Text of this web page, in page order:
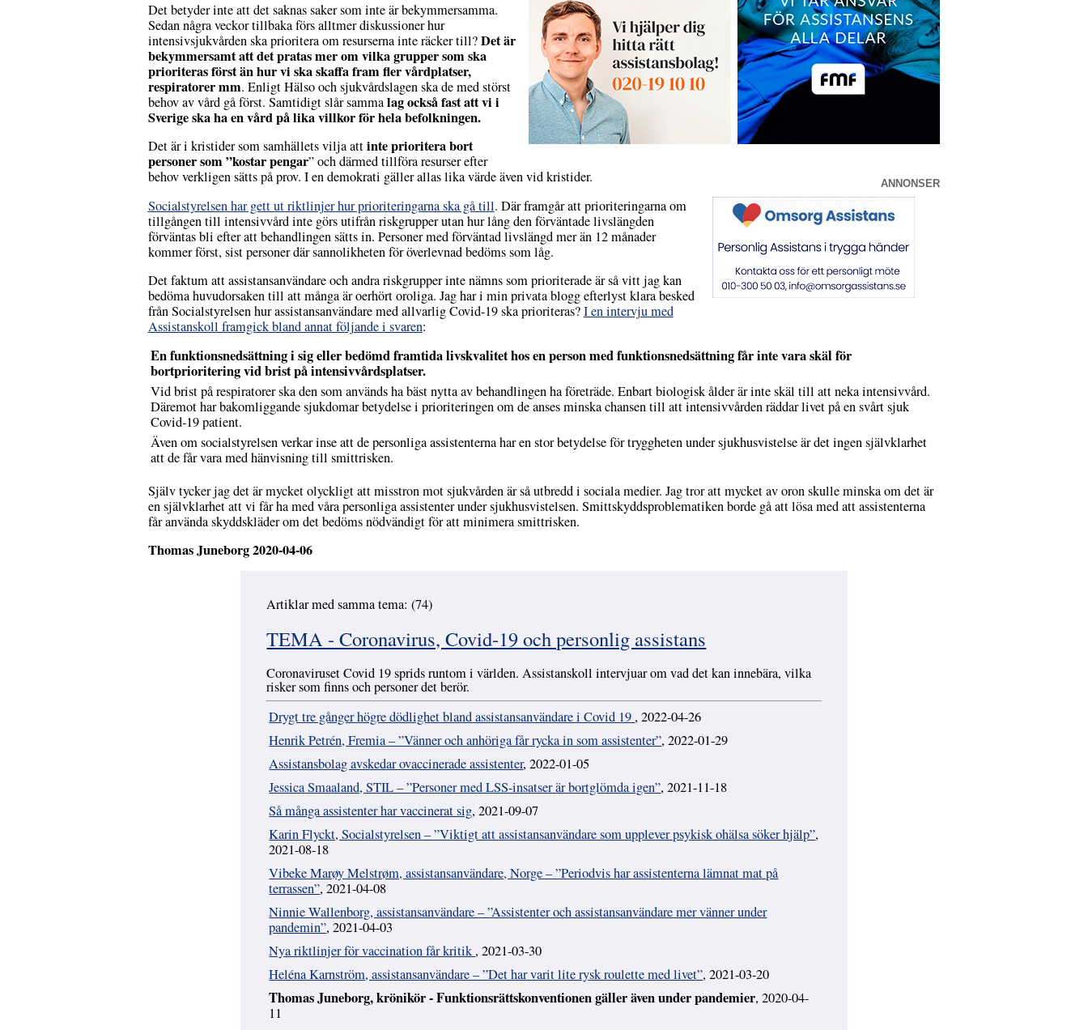
Det betyder inte att det saknas saker som inte är bekymmersamma.
Sedan några veckor tillbaka förs alltmer diskussioner hur
intensivsjukvården ska prioritera om resurserna inte räcker till?Det är
bekymmersamt att det pratas mer om vilka grupper som ska
prioriteras först än hur vi ska skaffa fram fler vårdplatser,
respiratorer mm. Enligt Hälso och sjukvårdslagen ska de med störst
behov av vård gå först. Samtidigt slår sammalag också fastatt vi i
Sverige ska ha en vård på lika villkor för hela befolkningen.
ANNONSER
Det är i kristider som samhällets vilja attinte prioritera bort
personer som ”kostar pengar” och därmed tillföra resurser efter
behov verkligen sätts på prov. I en demokrati gäller allas lika värde även vid kristider.
Socialstyrelsen har gett ut riktlinjer hur prioriteringarna ska gå till. Där framgår att prioriteringarna om
tillgången till intensivvård inte görs utifrån riskgrupper utan hur lång den förväntade livslängden
förväntas bli efter att behandlingen sätts in. Personer med förväntad livslängd mer än 12 månader
kommer först, sist personer där sannolikheten för överlevnad bedöms som låg.
Det faktum att assistansanvändare och andra riskgrupper inte nämns som prioriterade är så vitt jag kan
bedöma huvudorsaken till att många är oerhört oroliga. Jag har i min privata blogg efterlyst klara besked
från Socialstyrelsen hur assistansanvändare med allvarlig Covid-19 ska prioriteras?I en intervju med
Assistanskoll framgick bland annat följande i svaren:
En funktionsnedsättning i sig eller bedömd framtida livskvalitet hos en person med funktionsnedsättning får inte vara skäl för
bortprioritering vid brist på intensivvårdsplatser.
Vid brist på respiratorer ska den som används ha bäst nytta av behandlingen ha företräde. Enbart biologisk ålder är inte skäl till att neka intensivvård.
Däremot har bakomliggande sjukdomar betydelse i prioriteringen om de anses minska chansen till att intensivvården räddar livet på en svårt sjuk
Covid-19 patient.
Även om socialstyrelsen verkar inse att de personliga assistenterna har en stor betydelse för tryggheten under sjukhusvistelse är det ingen självklarhet
att de får vara med hänvisning till smittrisken.
Själv tycker jag det är mycket olyckligt att misstron mot sjukvården är så utbredd i sociala medier. Jag tror att mycket av oron skulle minska om det är
en självklarhet att vi får ha med våra personliga assistenter under sjukhusvistelsen. Smittskyddsproblematiken borde gå att lösa med att assistenterna
får använda skyddskläder om det bedöms nödvändigt för att minimera smittrisken.
Thomas Juneborg 2020-04-06
Artiklar med samma tema: (74)
TEMA - Coronavirus, Covid-19 och personlig assistans
Coronaviruset Covid 19 sprids runtom i världen. Assistanskoll intervjuar om vad det kan innebära, vilka
risker som finns och personer det berör.
Drygt tre gånger högre dödlighet bland assistansanvändare i Covid 19 , 2022-04-26
Henrik Petrén, Fremia – ”Vänner och anhöriga får rycka in som assistenter”, 2022-01-29
Assistansbolag avskedar ovaccinerade assistenter, 2022-01-05
Jessica Smaaland, STIL – ”Personer med LSS-insatser är bortglömda igen”, 2021-11-18
Så många assistenter har vaccinerat sig, 2021-09-07
Karin Flyckt, Socialstyrelsen – ”Viktigt att assistansanvändare som upplever psykisk ohälsa söker hjälp”,
2021-08-18
Vibeke Marøy Melstrøm, assistansanvändare, Norge – ”Periodvis har assistenterna lämnat mat på
terrassen”, 2021-04-08
Ninnie Wallenborg, assistansanvändare – ”Assistenter och assistansanvändare mer vänner under
pandemin”, 2021-04-03
Nya riktlinjer för vaccination får kritik , 2021-03-30
Heléna Karnström, assistansanvändare – ”Det har varit lite rysk roulette med livet”, 2021-03-20
Thomas Juneborg, krönikör - Funktionsrättskonventionen gäller även under pandemier, 2020-04-
11